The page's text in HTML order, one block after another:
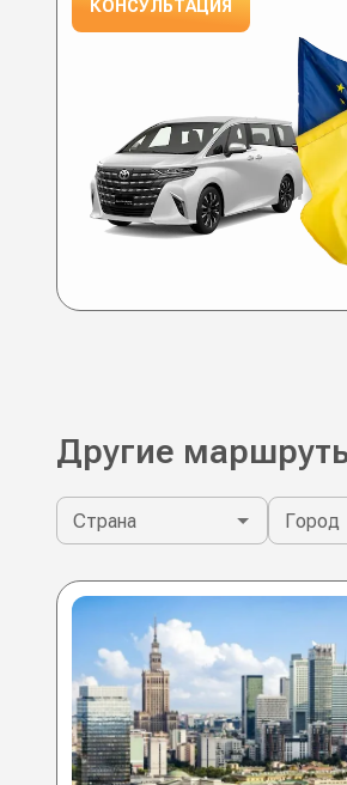
КОНСУЛЬТАЦИЯ
Другие
Страна Город